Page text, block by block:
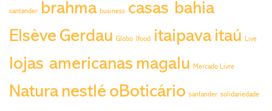
santander brahma business
casas bahia
Elsève Gerdau Globo Ifood itaipava itaú Live
lojas americanas magalu Mercado Livre
Natura nestlé oBoticário santander solidariedade